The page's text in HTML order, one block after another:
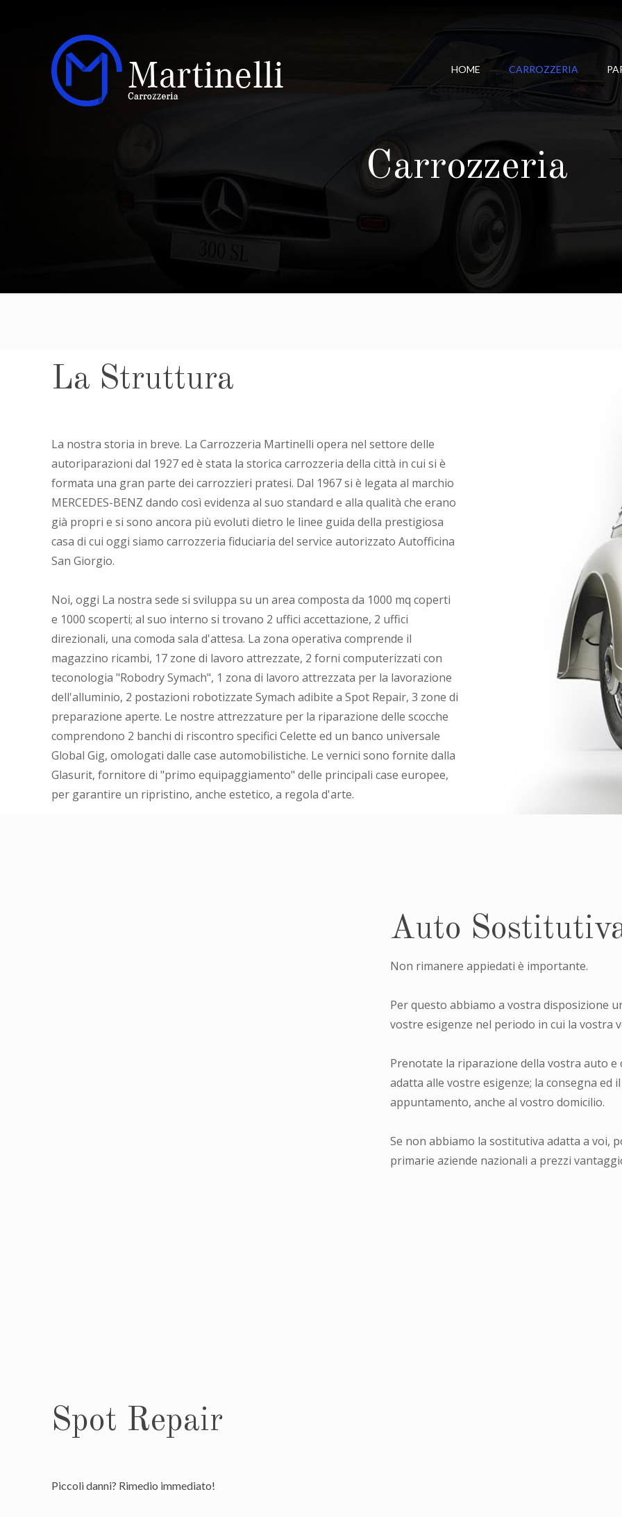
HOME CARROZZERIA
Carrozzeria
La Struttura
La nostra storia in breve. La Carrozzeria Martinelli opera nel settore delle
autoriparazioni dal 1927 ed è stata la storica carrozzeria della città in cui si è
formata una gran parte dei carrozzieri pratesi. Dal 1967 si è legata al marchio
MERCEDES-BENZ dando così evidenza al suo standard e alla qualità che erano
già propri e si sono ancora più evoluti dietro le linee guida della prestigiosa
casa di cui oggi siamo carrozzeria fiduciaria del service autorizzato Autofficina
San Giorgio.
Noi, oggi La nostra sede si sviluppa su un area composta da 1000 mq coperti
e 1000 scoperti; al suo interno si trovano 2 uffici accettazione, 2 uffici
direzionali, una comoda sala d'attesa. La zona operativa comprende il
magazzino ricambi, 17 zone di lavoro attrezzate, 2 forni computerizzati con
teconologia "Robodry Symach", 1 zona di lavoro attrezzata per la lavorazione
dell'alluminio, 2 postazioni robotizzate Symach adibite a Spot Repair, 3 zone di
preparazione aperte. Le nostre attrezzature per la riparazione delle scocche
comprendono 2 banchi di riscontro specifici Celette ed un banco universale
Global Gig, omologati dalle case automobilistiche. Le vernici sono fornite dalla
Glasurit, fornitore di "primo equipaggiamento" delle principali case europee,
per garantire un ripristino, anche estetico, a regola d'arte.
Auto
Non rimanere appiedati è importante.
Per questo abbiamo a vostra disposizione
vostre esigenze nel periodo in cui la vostra
Prenotate la riparazione della vostra auto
adatta alle vostre esigenze; la consegna
appuntamento, anche al vostro domicilio.
Se non abbiamo la sostitutiva adatta a
primarie aziende nazionali a prezzi
Spot Repair
Piccoli danni? Rimedio immediato!